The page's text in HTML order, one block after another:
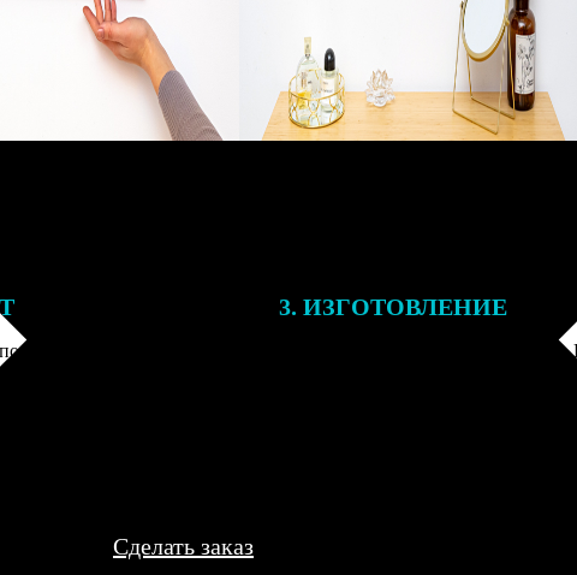
заказа к печати
могут связаться с Вами
телефону или email для
деталей.
3. ИЗГОТОВЛЕНИЕ
Оплатите заказ банковской
оплаты получите подтверждение
описанием заказа. Когда отправим
Сделать заказ